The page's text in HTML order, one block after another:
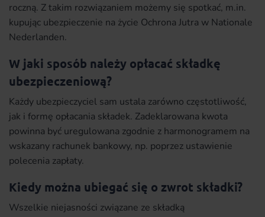
roczną. Z takim rozwiązaniem możemy się spotkać, m.in.
kupując ubezpieczenie na życie Ochrona Jutra w Nationale
Nederlanden.
W jaki sposób należy opłacać składkę
ubezpieczeniową?
Każdy ubezpieczyciel sam ustala zarówno częstotliwość,
jak i formę opłacania składek. Zadeklarowana kwota
powinna być uregulowana zgodnie z harmonogramem na
wskazany rachunek bankowy, np. poprzez ustawienie
polecenia zapłaty.
Kiedy można ubiegać się o zwrot składki?
Wszelkie niejasności związane ze składką